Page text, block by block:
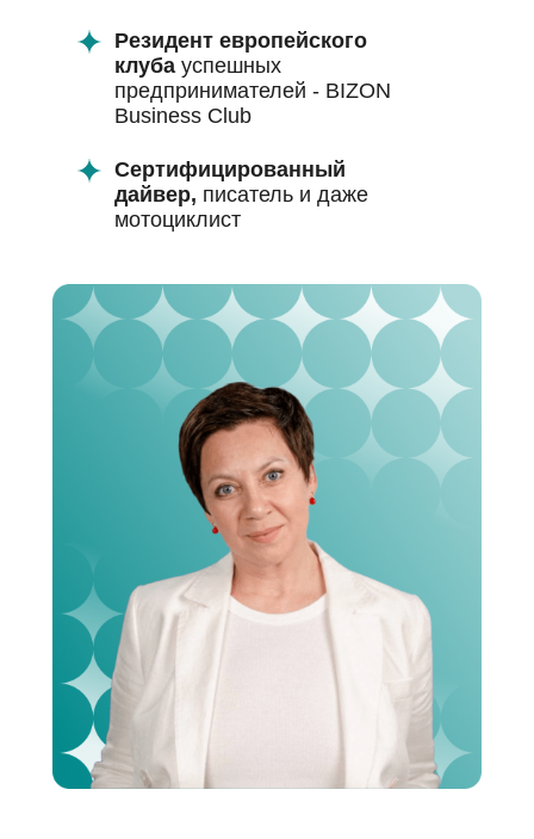
Сертифицированный
дайвер, писатель и даже
мотоциклист
Резидент европейского
клуба успешных
предпринимателей - BIZON
Business Club
© 2025 ООО «Интернациональный институт